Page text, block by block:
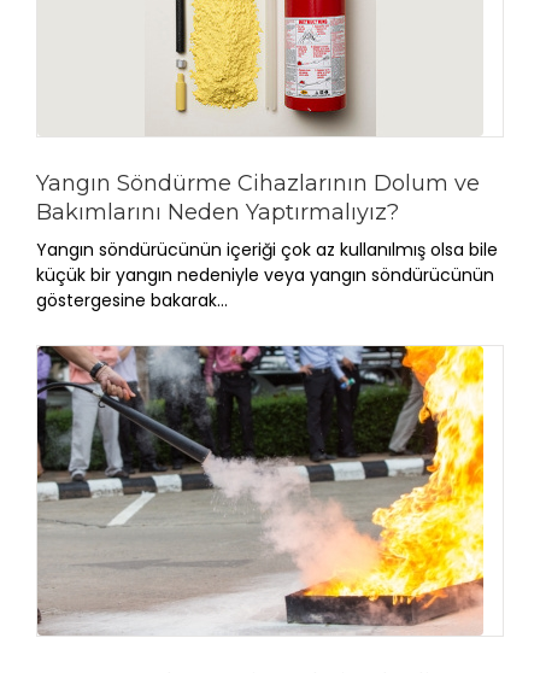
Yangın Söndürme Cihazlarının Dolum ve
Bakımlarını Neden Yaptırmalıyız?
Yangın söndürücünün içeriği çok az kullanılmış olsa bile
küçük bir yangın nedeniyle veya yangın söndürücünün
göstergesine bakarak...